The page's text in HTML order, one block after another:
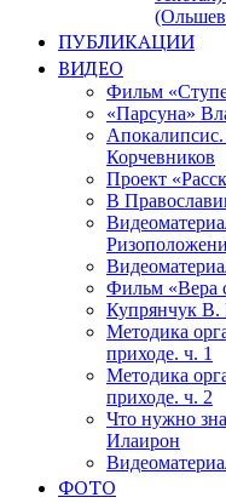
ПУБЛИКАЦИИ
ВИДЕО
Фильм
«Парсуна»
Корчевников
Проект
В
Фильм «Вера
Купрянчук В.
Методика
приходе. ч. 1
Методика
приходе. ч. 2
Что нужно
Илаирон
ФОТО